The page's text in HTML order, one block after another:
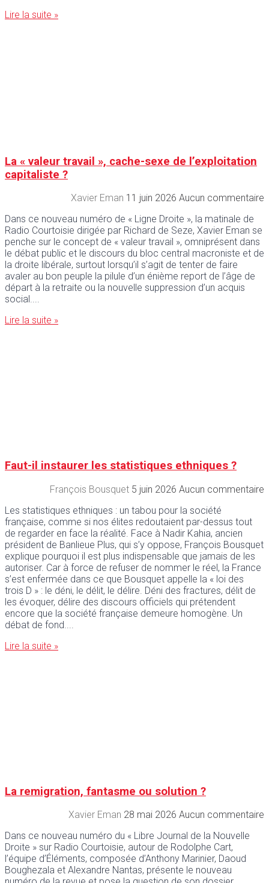
Lire la suite »
La « valeur travail », cache-sexe de l’exploitation
capitaliste ?
Xavier Eman 11 juin 2026 Aucun commentaire
Dans ce nouveau numéro de « Ligne Droite », la matinale de
Radio Courtoisie dirigée par Richard de Seze, Xavier Eman se
penche sur le concept de « valeur travail », omniprésent dans
le débat public et le discours du bloc central macroniste et de
la droite libérale, surtout lorsqu’il s’agit de tenter de faire
avaler au bon peuple la pilule d’un énième report de l’âge de
départ à la retraite ou la nouvelle suppression d’un acquis
social.
Lire la suite »
Faut-il instaurer les statistiques ethniques ?
François Bousquet 5 juin 2026 Aucun commentaire
Les statistiques ethniques : un tabou pour la société
française, comme si nos élites redoutaient par-dessus tout
de regarder en face la réalité. Face à Nadir Kahia, ancien
président de Banlieue Plus, qui s’y oppose, François Bousquet
explique pourquoi il est plus indispensable que jamais de les
autoriser. Car à force de refuser de nommer le réel, la France
s’est enfermée dans ce que Bousquet appelle la « loi des
trois D » : le déni, le délit, le délire. Déni des fractures, délit de
les évoquer, délire des discours officiels qui prétendent
encore que la société française demeure homogène. Un
débat de fond.
Lire la suite »
La remigration, fantasme ou solution ?
Xavier Eman 28 mai 2026 Aucun commentaire
Dans ce nouveau numéro du « Libre Journal de la Nouvelle
Droite » sur Radio Courtoisie, autour de Rodolphe Cart,
l’équipe d’Éléments, composée d’Anthony Marinier, Daoud
Boughezala et Alexandre Nantas, présente le nouveau